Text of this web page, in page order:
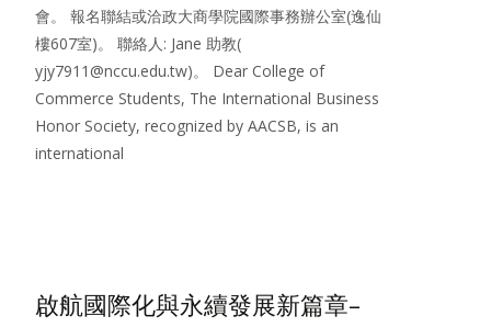
會。 報名聯結或洽政大商學院國際事務辦公室(逸仙
樓607室)。 聯絡人: Jane 助教(
yjy7911@nccu.edu.tw)。 Dear College of
Commerce Students, The International Business
Honor Society, recognized by AACSB, is an
international
啟航國際化與永續發展新篇章–